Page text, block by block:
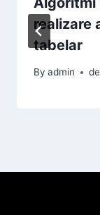
realizare
tabelar
By admin